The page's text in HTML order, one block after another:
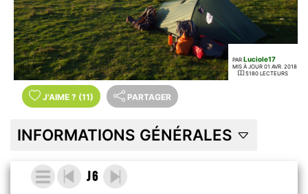
PAR Luciole17
MIS À JOUR 01 AVR. 2018
5180 LECTEURS
J'AIME ? (11) PARTAGER
INFORMATIONS GÉNÉRALES
J 6